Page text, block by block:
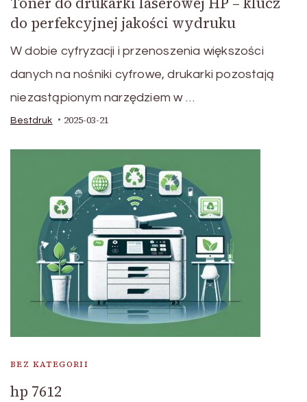
do perfekcyjnej jakości wydruku
W dobie cyfryzacji i przenoszenia większości
danych na nośniki cyfrowe, drukarki pozostają
niezastąpionym narzędziem w …
Bestdruk 2025-03-21
BEZ KATEGORII
hp 7612